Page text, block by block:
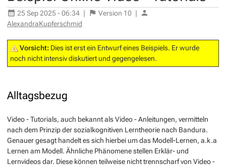
25 Sep 2025 - 06:34 | Version 10 |
AlexandraKupferschmid
Vorsicht: Dies ist erst ein Entwurf eines Beispiels. Er wurde
noch nicht intensiv diskutiert und gegengelesen.
Alltagsbezug
Video - Tutorials, auch bekannt als Video - Anleitungen, vermitteln
nach dem Prinzip der sozialkognitiven Lerntheorie nach Bandura.
Genauer gesagt handelt es sich hierbei um das Modell-Lernen, a.k.a
Lernen am Modell. Ähnliche Phänomene stellen Erklär- und
Lernvideos dar. Diese können teilweise nicht trennscharf von Video -